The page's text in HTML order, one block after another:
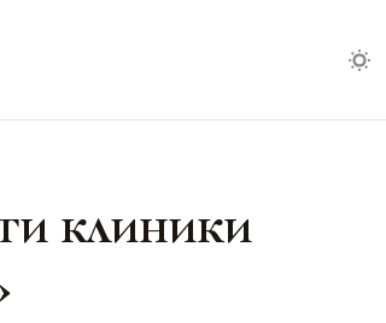
клиники